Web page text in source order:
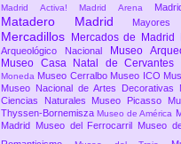
Madrid Activa! Madrid Arena
Matadero Madrid
Mercadillos Mercados de Madrid
Arqueológico Nacional
Museo
Museo Casa Natal de Cervantes
Moneda Museo Cerralbo Museo ICO
Museo Nacional de Artes Decorativas
Ciencias Naturales Museo Picasso
Thyssen-BornemiszaMuseo de América
Madrid
Museo del Ferrocarril Museo